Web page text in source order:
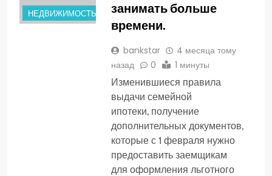
НЕДВИЖИМОСТЬ
занимать больше
времени.
bankstar
4 месяца тому
назад
0 1 минуты
Изменившиеся правила
выдачи семейной
ипотеки, получение
дополнительных документов,
которые с 1 февраля нужно
предоставить заемщикам
для оформления льготного